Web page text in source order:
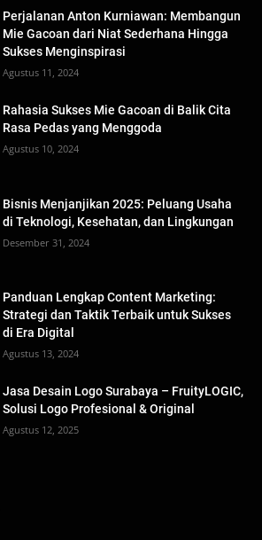
Perjalanan Anton Kurniawan: Membangun
Mie Gacoan dari Niat Sederhana Hingga
Sukses Menginspirasi
Agustus 11, 2024
Rahasia Sukses Mie Gacoan di Balik Cita
Rasa Pedas yang Menggoda
Agustus 10, 2024
Bisnis Menjanjikan 2025: Peluang Usaha
di Teknologi, Kesehatan, dan Lingkungan
Desember 31, 2024
Panduan Lengkap Content Marketing:
Strategi dan Taktik Terbaik untuk Sukses
di Era Digital
Agustus 13, 2024
Jasa Desain Logo Surabaya – FruityLOGIC,
Solusi Logo Profesional & Original
Agustus 12, 2025